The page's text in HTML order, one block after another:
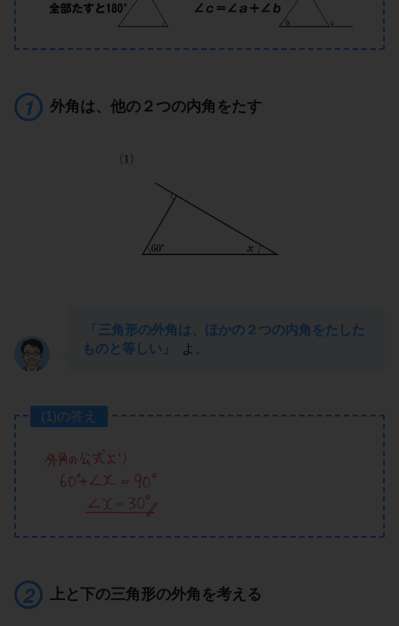
外角は、他の２つの内角をたす
「三角形の外角は、ほかの２つの内角をたした
ものと等しい」
よ。
(1)の答え
上と下の三角形の外角を考える